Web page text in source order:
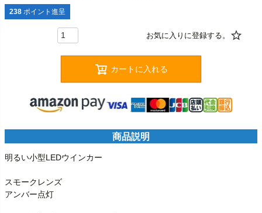
238 ポイント進呈
カートに入れる
商品説明
明るい小型LEDウインカー
スモークレンズ
アンバー点灯